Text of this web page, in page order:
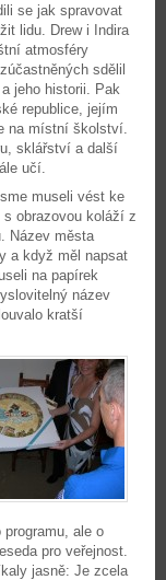
se jak spravovat
lidu. Drew i Indira
atmosféry
sdělil
jeho historii. Pak
republice, jejím
na místní školství.
sklářství a další
učí.
museli vést ke
s obrazovou koláží z
Název města
a když měl napsat
na papírek
název
kratší
ale o
pro veřejnost.
jasně: Je zcela